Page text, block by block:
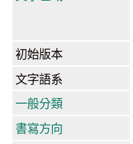
初始版本
文字語系
一般分類
書寫方向